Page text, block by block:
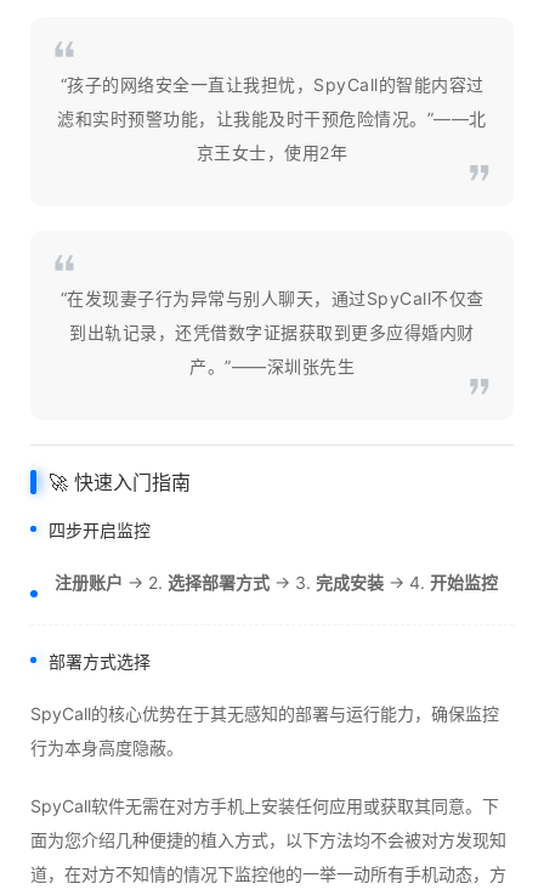
“孩子的网络安全一直让我担忧，SpyCall的智能内容过
滤和实时预警功能，让我能及时干预危险情况。”——北
京王女士，使用2年
“在发现妻子行为异常与别人聊天，通过SpyCall不仅查
到出轨记录，还凭借数字证据获取到更多应得婚内财
产。”——深圳张先生
🚀 快速入门指南
四步开启监控
注册账户 → 2. 选择部署方式 → 3. 完成安装 → 4. 开始监控
部署方式选择
SpyCall的核心优势在于其无感知的部署与运行能力，确保监控
行为本身高度隐蔽。
SpyCall软件无需在对方手机上安装任何应用或获取其同意。下
面为您介绍几种便捷的植入方式，以下方法均不会被对方发现知
道，在对方不知情的情况下监控他的一举一动所有手机动态，方